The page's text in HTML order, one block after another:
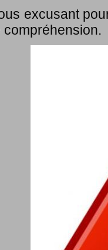
excusant
compréhension.